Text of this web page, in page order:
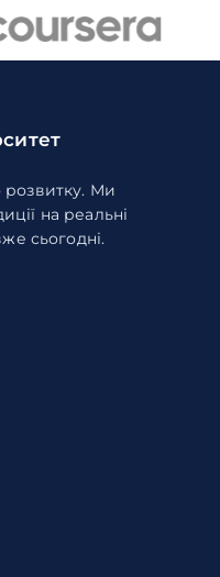
розвитку. Ми
на реальні
сьогодні.